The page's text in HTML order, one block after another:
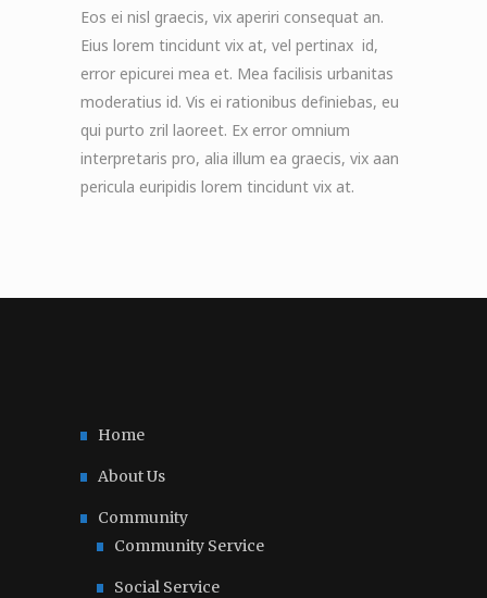
Eos ei nisl graecis, vix aperiri consequat an.
Eius lorem tincidunt vix at, vel pertinax id,
error epicurei mea et. Mea facilisis urbanitas
moderatius id. Vis ei rationibus definiebas, eu
qui purto zril laoreet. Ex error omnium
interpretaris pro, alia illum ea graecis, vix aan
pericula euripidis lorem tincidunt vix at.
Home
About Us
Community
Community Service
Social Service